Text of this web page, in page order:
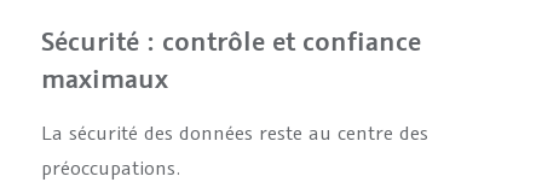
Sécurité : contrôle et confiance
maximaux
La sécurité des données reste au centre des
préoccupations.